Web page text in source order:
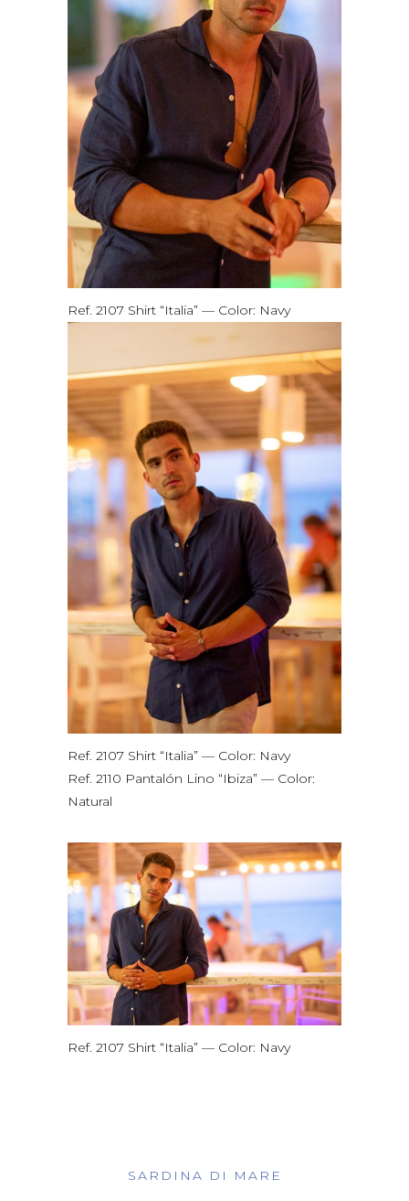
Ref. 2107 Shirt “Italia” — Color: Navy
Ref. 2107 Shirt “Italia” — Color: Navy
Ref. 2110 Pantalón Lino “Ibiza” — Color:
Natural
Ref. 2107 Shirt “Italia” — Color: Navy
SARDINA DI MARE